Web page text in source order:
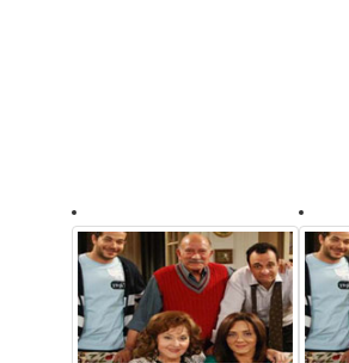
مسلسلات تركية